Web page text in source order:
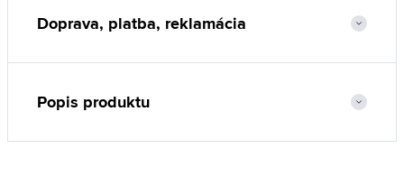
Doprava, platba, reklamácia
Popis produktu